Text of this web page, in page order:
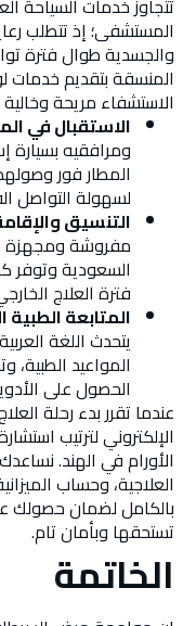
تتجاوز خدمات السياحة
المستشفى؛ إذ تتطلب
والجسدية طوال فترة
المنسقة بتقديم
الاستشفاء مريحة
الاستقبال في
ومرافقيه
المطار فور
لسهولة التواصل
التنسيق
مفروشة ومجهزة
السعودية وتوفر
فترة العلاج
المتابعة
يتحدث اللغة
المواعيد
الحصول على
عندما تقرر بدء رحلة
الإلكتروني لترتيب
العلاجية، وحساب
بالكامل لضمان حصولك
تستحقها وبأمان تام.
الخاتمة